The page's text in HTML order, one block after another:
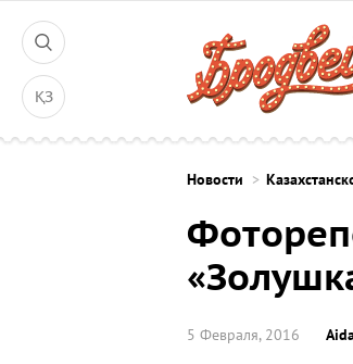
ҚЗ
Новости
5 Февраля, 2016